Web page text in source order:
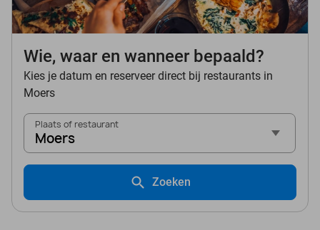
Wie, waar en wanneer bepaald?
Kies je datum en reserveer direct bij restaurants in
Moers
Plaats of restaurant
Moers
Zoeken